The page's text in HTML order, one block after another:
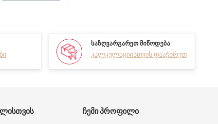
ᲡᲐᲖᲦᲕᲐᲠᲒᲐᲠᲔᲗ ᲛᲘᲬᲝᲓᲔᲑᲐ
კალკულაციისთვის დააჭირეთ
ᲩᲔᲛᲘ ᲞᲠᲝᲤᲘᲚᲘ